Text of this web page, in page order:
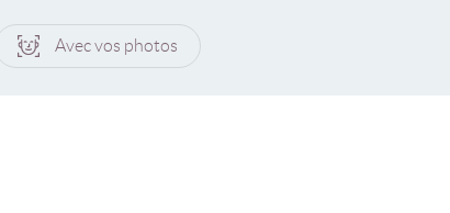
Avec vos photos